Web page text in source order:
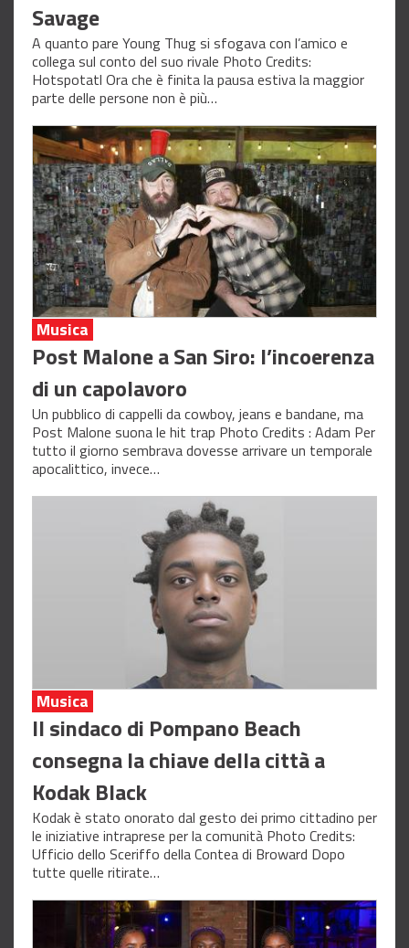
Savage
A quanto pare Young Thug si sfogava con l’amico e
collega sul conto del suo rivale Photo Credits:
Hotspotatl Ora che è finita la pausa estiva la maggior
parte delle persone non è più…
Musica
Post Malone a San Siro: l’incoerenza
di un capolavoro
Un pubblico di cappelli da cowboy, jeans e bandane, ma
Post Malone suona le hit trap Photo Credits : Adam Per
tutto il giorno sembrava dovesse arrivare un temporale
apocalittico, invece…
Musica
Il sindaco di Pompano Beach
consegna la chiave della città a
Kodak Black
Kodak è stato onorato dal gesto dei primo cittadino per
le iniziative intraprese per la comunità Photo Credits:
Ufficio dello Sceriffo della Contea di Broward Dopo
tutte quelle ritirate…